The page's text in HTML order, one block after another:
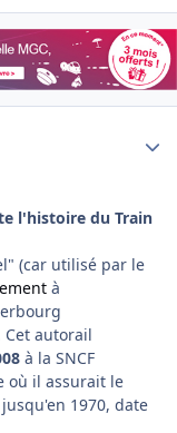
l'histoire du Train
(car utilisé par le
à
autorail
à la SNCF
où il assurait le
1970, date